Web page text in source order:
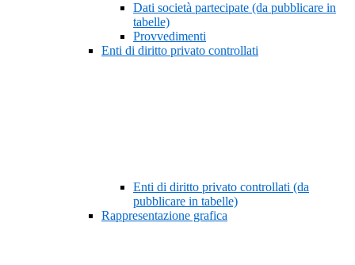
Dati società partecipate (da pubblicare in
tabelle)
Provvedimenti
Enti di diritto privato controllati
Enti di diritto privato controllati (da
pubblicare in tabelle)
Rappresentazione grafica